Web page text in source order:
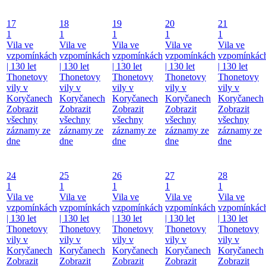
17
1
Vila ve
vzpomínkách
| 130 let
Thonetovy
vily v
Koryčanech
Zobrazit
všechny
záznamy ze
dne
18
1
Vila ve
vzpomínkách
| 130 let
Thonetovy
vily v
Koryčanech
Zobrazit
všechny
záznamy ze
dne
19
1
Vila ve
vzpomínkách
| 130 let
Thonetovy
vily v
Koryčanech
Zobrazit
všechny
záznamy ze
dne
20
1
Vila ve
vzpomínkách
| 130 let
Thonetovy
vily v
Koryčanech
Zobrazit
všechny
záznamy ze
dne
21
1
Vila ve
| 130 let
Thonetovy
vily v
Koryčanech
Zobrazit
všechny
záznamy ze
dne
24
1
Vila ve
vzpomínkách
| 130 let
Thonetovy
vily v
Koryčanech
Zobrazit
25
1
Vila ve
vzpomínkách
| 130 let
Thonetovy
vily v
Koryčanech
Zobrazit
26
1
Vila ve
vzpomínkách
| 130 let
Thonetovy
vily v
Koryčanech
Zobrazit
27
1
Vila ve
vzpomínkách
| 130 let
Thonetovy
vily v
Koryčanech
Zobrazit
28
1
Vila ve
| 130 let
Thonetovy
vily v
Koryčanech
Zobrazit